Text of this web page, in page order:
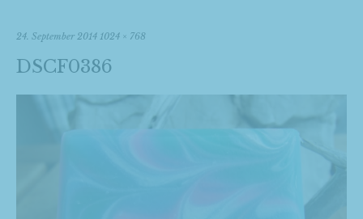
24. September 2014 1024 × 768
DSCF0386